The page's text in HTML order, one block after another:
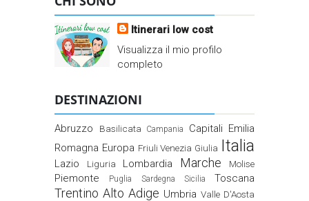
Itinerari low cost
Visualizza il mio profilo
completo
DESTINAZIONI
Abruzzo Basilicata Campania Capitali Emilia
Romagna Europa Friuli Venezia Giulia Italia
Lazio Liguria Lombardia Marche Molise
Piemonte Puglia Sardegna Sicilia Toscana
Trentino Alto Adige Umbria Valle D'Aosta